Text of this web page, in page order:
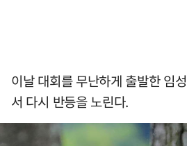
이날 대회를 무난하게 출발한 임
서 다시 반등을 노린다.